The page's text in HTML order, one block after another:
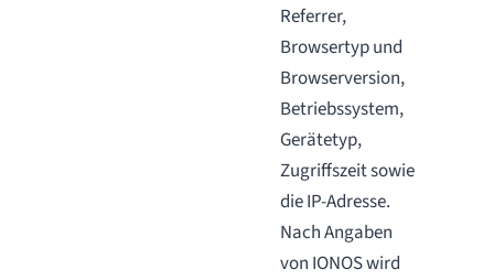
Referrer,
Browsertyp und
Browserversion,
Betriebssystem,
Gerätetyp,
Zugriffszeit sowie
die IP-Adresse.
Nach Angaben
von IONOS wird